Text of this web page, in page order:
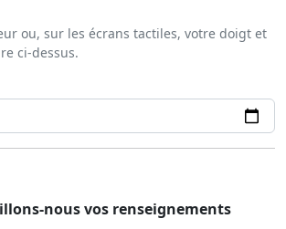
ou, sur les écrans tactiles, votre doigt et
ci-dessus.
nous vos renseignements